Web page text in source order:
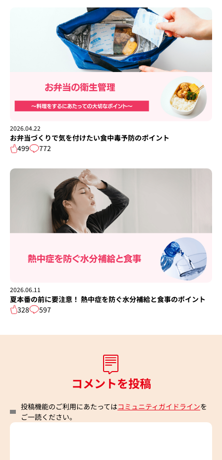
2026.04.22
お弁当づくりで気を付けたい食中毒予防のポイント
499
772
2026.06.11
夏本番の前に要注意！ 熱中症を防ぐ水分補給と食事のポイント
328
597
コメントを投稿
投稿機能のご利用にあたってはコミュニティガイドラインを
ご一読ください。